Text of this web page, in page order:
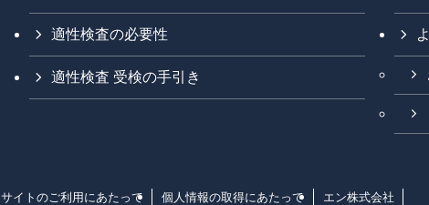
適性検査の必要性
適性検査 受検の手引き
サイトのご利用にあたって 個人情報の取得にあたって エン株式会社